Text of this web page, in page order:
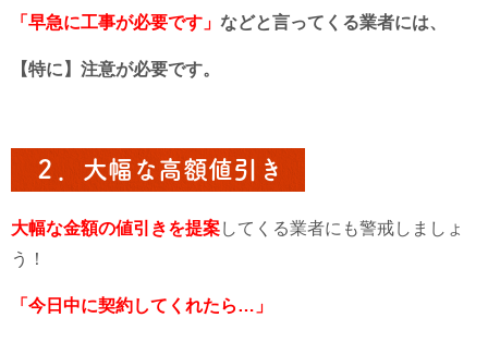
「早急に工事が必要です」 などと言ってくる業者には、
【特に】注意が必要です。
２．大幅な高額値引き
大幅な金額の値引きを提案してくる業者にも警戒しましょ
う！
「今日中に契約してくれたら…」